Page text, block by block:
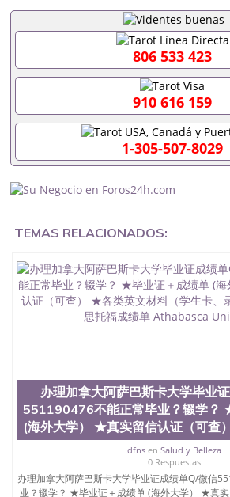
大文凭办理德国文凭 一、快速办理
+成绩单+留学回国人员证明+教育部
书，雅思。（全套留学回国必备证明
亲朋好友一份完美交代）； 2、雅思
OFFER，在读证明，学生卡等留学相
校、转学，甚至是申请工签都可以用
材料，随时都可以安排办理，毕业证
专业，学位，毕业时间都可以根据客
内找工作假的毕业证可以用吗
成绩单可以办学历认证吗551190476
办理什么材料551190476入职事业单
料551190476办理假毕业证在国内能
途辍学、挂科而没有正常毕业
常毕业而导致回国得不到教育部认证
读了,成绩不理想毕不了业怎么办
有文凭怎么办,怎么办理本科/研究生
如何办理本科/硕士毕业证
吗551190476哪里可以买国外文凭
业证551190476留学生在哪里可以买
551190476哪里可以办理加拿大毕业
请学校办理假的毕业证成绩单可以吗
可以办理水印成绩单551190476哪里
GPA分数551190476假毕业证能查出
假文凭网上能查到吗551190476 如何
QQ微信551190476办假大学毕业证
国外毕业证去哪认证QQ微信
806 533 423
910 616 159
1-305-507-8029
TEMAS RELACIONADOS:
办理加拿大阿萨巴斯卡大学毕业
551190476不能正常毕业？辍学？
(海外大学） ★真实留信认证（可查
dfnsen Salud y Belleza
0 Respuestas
办理加拿大阿萨巴斯卡大学毕业证成绩单Q/微信
业？辍学？ ★毕业证＋成绩单 (海外大学） ★真